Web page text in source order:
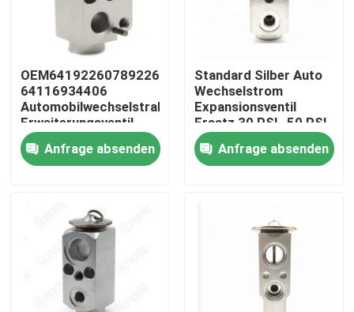
Werksbesichtigung
Qualitätskontrolle
Nachrichten
Referenzen
Elektroauto-WK-Kompressor
OEM64192260789226078
64116934406
Automobilwechselstrahler-
Erweiterungsventil
BMW Standard
Anfrage absenden
Standard Silber Auto
Wechselstrom
Expansionsventil
Ersatz 30 PSI -50 PSI
Anfrage absenden